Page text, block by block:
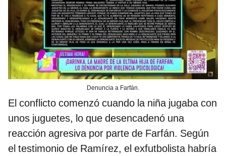
Denuncia a Farfán.
El conflicto comenzó cuando la niña jugaba con
unos juguetes, lo que desencadenó una
reacción agresiva por parte de Farfán. Según
el testimonio de Ramírez, el exfutbolista habría